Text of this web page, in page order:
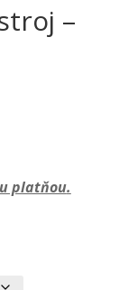
–
platňou.